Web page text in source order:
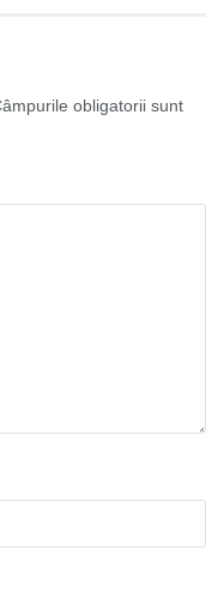
obligatorii sunt